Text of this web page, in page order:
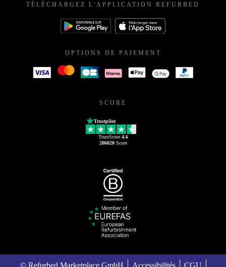
TÉLÉCHARGEZ L'APPLICATION REFURBED
OPTIONS DE PAIEMENT
SCORE
Trustpilot
TrustScore 4.6
206020Score